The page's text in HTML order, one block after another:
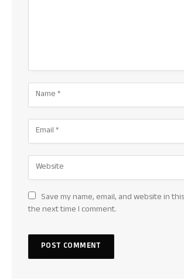
Save my name, email, and website in
the next time I comment.